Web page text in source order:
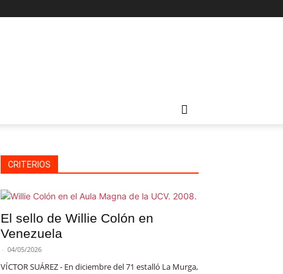
CRITERIOS
El sello de Willie Colón en
Venezuela
- 04/05/2026
VÍCTOR SUÁREZ - En diciembre del 71 estalló La Murga,